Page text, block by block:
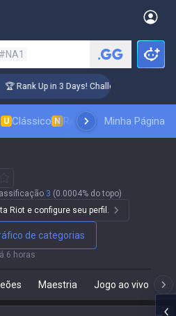
#NA1
Rank Up in 3 Days! Challenger Coaching
U Clássico N Ranking de skins
Minha Página
3 (0.0004% do topo)
Riot e configure seu perfil.
de categorias
6 horas
Maestria Jogo ao vivo